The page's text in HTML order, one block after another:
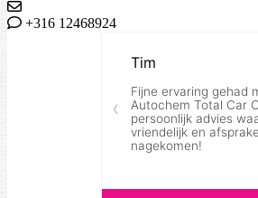
+316 12468924